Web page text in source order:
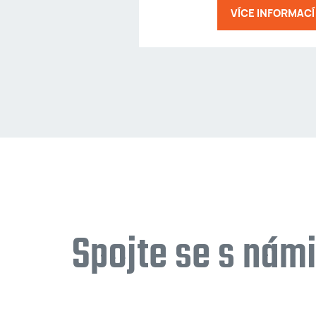
VÍCE INFORMACÍ
Spojte se s námi